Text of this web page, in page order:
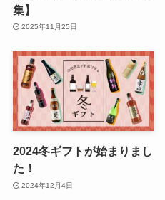
集】
2025年11月25日
2024冬ギフトが始まりまし
た！
2024年12月4日